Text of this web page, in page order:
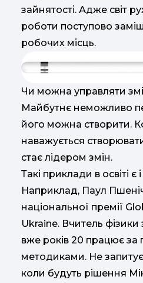
зайнятості. Адже світ
роботи поступово
робочих місць.
Чи можна управляти
Майбутнє неможливо
його можна створити.
наважується
стає лідером змін.
Такі приклади в освіті є
Наприклад, Паул
національної премії
Ukraine. Вчитель фізики
вже років 20 працює за
методиками. Не
коли будуть рішення